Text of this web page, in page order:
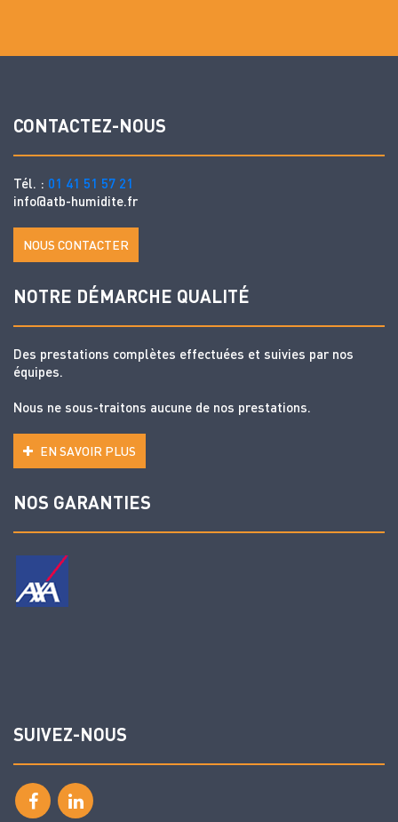
CONTACTEZ-NOUS
Tél. : 01 41 51 57 21
info@atb-humidite.fr
NOUS CONTACTER
NOTRE DÉMARCHE QUALITÉ
Des prestations complètes effectuées et suivies par nos
équipes.
Nous ne sous-traitons aucune de nos prestations.
EN SAVOIR PLUS
NOS GARANTIES
SUIVEZ-NOUS